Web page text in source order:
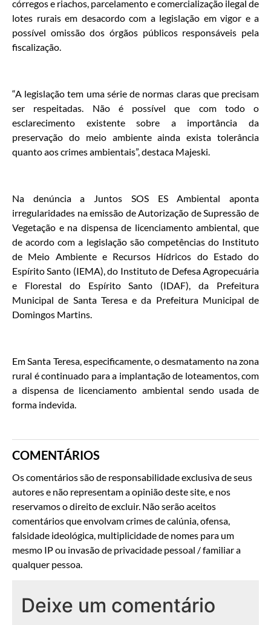
córregos e riachos, parcelamento e comercialização ilegal de
lotes rurais em desacordo com a legislação em vigor e a
possível omissão dos órgãos públicos responsáveis pela
fiscalização.
“A legislação tem uma série de normas claras que precisam
ser respeitadas. Não é possível que com todo o
esclarecimento existente sobre a importância da
preservação do meio ambiente ainda exista tolerância
quanto aos crimes ambientais”, destaca Majeski.
Na denúncia a Juntos SOS ES Ambiental aponta
irregularidades na emissão de Autorização de Supressão de
Vegetação e na dispensa de licenciamento ambiental, que
de acordo com a legislação são competências do Instituto
de Meio Ambiente e Recursos Hídricos do Estado do
Espírito Santo (IEMA), do Instituto de Defesa Agropecuária
e Florestal do Espírito Santo (IDAF), da Prefeitura
Municipal de Santa Teresa e da Prefeitura Municipal de
Domingos Martins.
Em Santa Teresa, especificamente, o desmatamento na zona
rural é continuado para a implantação de loteamentos, com
a dispensa de licenciamento ambiental sendo usada de
forma indevida.
COMENTÁRIOS
Os comentários são de responsabilidade exclusiva de seus
autores e não representam a opinião deste site, e nos
reservamos o direito de excluir. Não serão aceitos
comentários que envolvam crimes de calúnia, ofensa,
falsidade ideológica, multiplicidade de nomes para um
mesmo IP ou invasão de privacidade pessoal / familiar a
qualquer pessoa.
Deixe um comentário